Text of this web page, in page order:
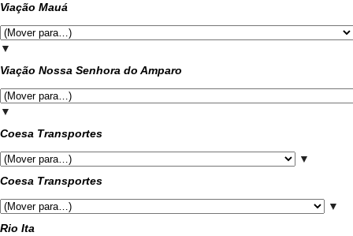
Viação Mauá
▼
Viação Nossa Senhora do Amparo
▼
Coesa Transportes
▼
Coesa Transportes
▼
Rio Ita